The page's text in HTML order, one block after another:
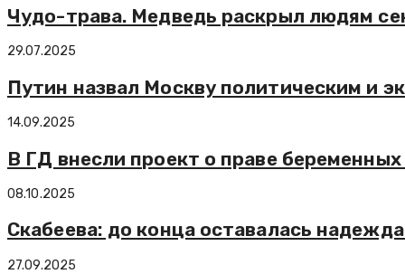
Чудо-трава. Медведь раскрыл людям
29.07.2025
Путин назвал Москву политическим и
14.09.2025
В ГД внесли проект о праве
08.10.2025
Скабеева: до конца оставалась
27.09.2025